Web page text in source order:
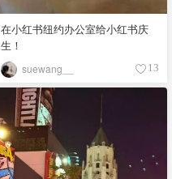
在小红书纽约办公室给小红书庆
生！
suewang__ 13